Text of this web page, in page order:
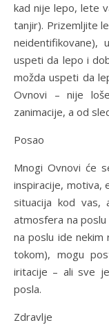
kad nije lepo, lete
tanjir). Prizemljite
uspeti da lepo i
možda uspeti da
Ovnovi – nije
zanimacije, a od
Posao
Mnogi Ovnovi će
inspiracije, motiva,
situacija kod
atmosfera na
na poslu ide nekim
tokom), mogu
iritacije – ali sve
posla.
Zdravlje